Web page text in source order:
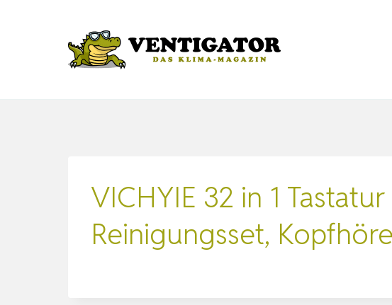
VICHYIE 32 in 1
Reinigungsset,